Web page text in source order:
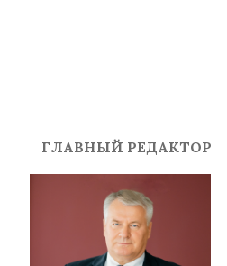
ГЛАВНЫЙ РЕДАКТОР